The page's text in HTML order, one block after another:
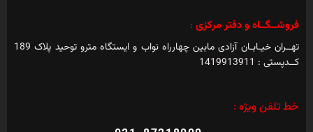
فروشــگــاه و دفتر مرکزی :
تهــران خیـابـان آزادی مابین چهارراه نواب و ایستگاه مترو توحید پلاک 189
کــدپستی : 1419913911
خط تلفن ویژه :